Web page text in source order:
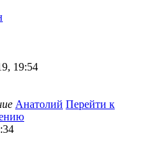
19:54
Анатолий Перейти к